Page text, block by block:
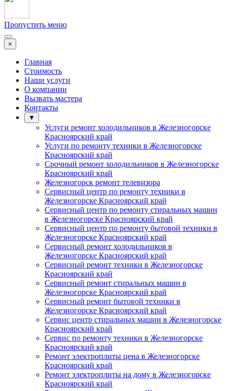
Пропустить меню
×
Главная
Стоимость
Наши услуги
О компании
Вызвать мастера
Контакты
▼
Услуги ремонт холодильников в Железногорске
Красноярский край
Услуги по ремонту техники в Железногорске
Красноярский край
Срочный ремонт холодильников в Железногорске
Красноярский край
Железногорск ремонт телевизора
Сервисный центр по ремонту техники в
Железногорске Красноярский край
Сервисный центр по ремонту стиральных машин
в Железногорске Красноярский край
Сервисный центр по ремонту бытовой техники в
Железногорске Красноярский край
Сервисный ремонт холодильников в
Железногорске Красноярский край
Сервисный ремонт техники в Железногорске
Красноярский край
Сервисный ремонт стиральных машин в
Железногорске Красноярский край
Сервисный ремонт бытовой техники в
Железногорске Красноярский край
Сервис центр стиральных машин в Железногорске
Красноярский край
Сервис по ремонту техники в Железногорске
Красноярский край
Ремонт электроплиты цена в Железногорске
Красноярский край
Ремонт электроплиты на дому в Железногорске
Красноярский край